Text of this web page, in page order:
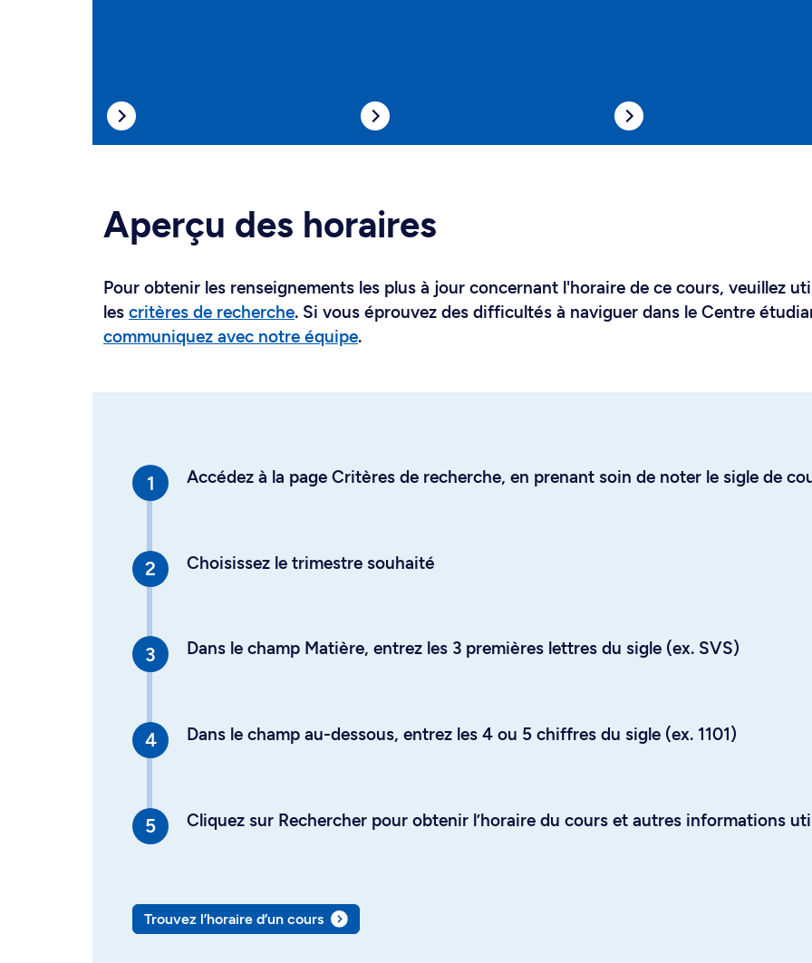
Aperçu des horaires
Pour obtenir les renseignements les plus à jour concernant l'horaire de ce cours, veuillez
les critères de recherche. Si vous éprouvez des difficultés à naviguer dans le Centre
communiquez avec notre équipe.
Accédez à la page Critères de recherche, en prenant soin de noter le sigle de
Choisissez le trimestre souhaité
Dans le champ Matière, entrez les 3 premières lettres du sigle (ex. SVS)
Dans le champ au-dessous, entrez les 4 ou 5 chiffres du sigle (ex. 1101)
Cliquez sur Rechercher pour obtenir l’horaire du cours et autres informations
Trouvez l’horaire d’un cours